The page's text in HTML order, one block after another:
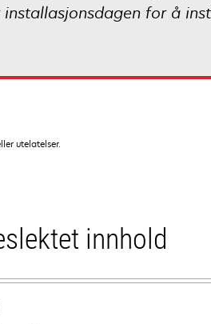
for å
utelatelser.
innhold